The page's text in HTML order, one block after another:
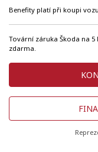
Benefity platí při koupi
Tovární záruka Škoda na
zdarma.